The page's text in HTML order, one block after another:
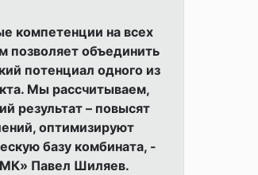
компетенции на всех
позволяет объединить
потенциал одного из
Мы рассчитываем,
результат – повысят
оптимизируют
базу комбината, -
Павел Шиляев.